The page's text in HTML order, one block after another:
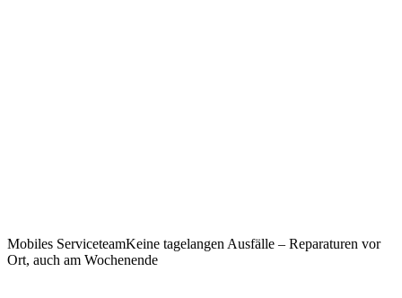
Mobiles ServiceteamKeine tagelangen Ausfälle – Reparaturen vor
Ort, auch am Wochenende